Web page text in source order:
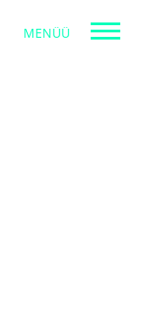
MENÜÜ